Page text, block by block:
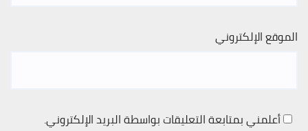
الموقع الإلكتروني
أعلمني بمتابعة التعليقات بواسطة البريد الإلكتروني.